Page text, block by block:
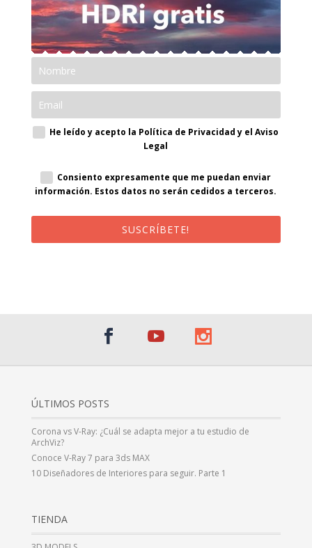
He leído y acepto la Política de Privacidad y el Aviso
Legal
Consiento expresamente que me puedan enviar
información. Estos datos no serán cedidos a terceros.
SUSCRÍBETE!
ÚLTIMOS POSTS
Corona vs V-Ray: ¿Cuál se adapta mejor a tu estudio de
ArchViz?
Conoce V-Ray 7 para 3ds MAX
10 Diseñadores de Interiores para seguir. Parte 1
TIENDA